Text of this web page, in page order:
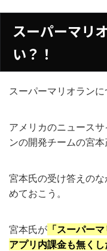
スーパーマリ
い？！
スーパーマリオラン
アメリカのニュース
ンの開発チームの宮
宮本氏の受け答えの
めておこう。
宮本氏が 「スーパー
アプリ内課金も無くし